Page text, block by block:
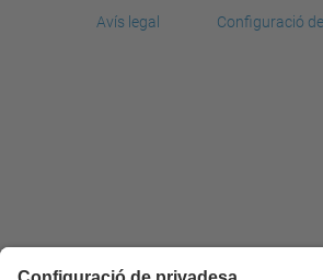
Avís legal
Configuració